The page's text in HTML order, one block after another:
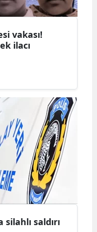
vakası!
ilacı
saldırı